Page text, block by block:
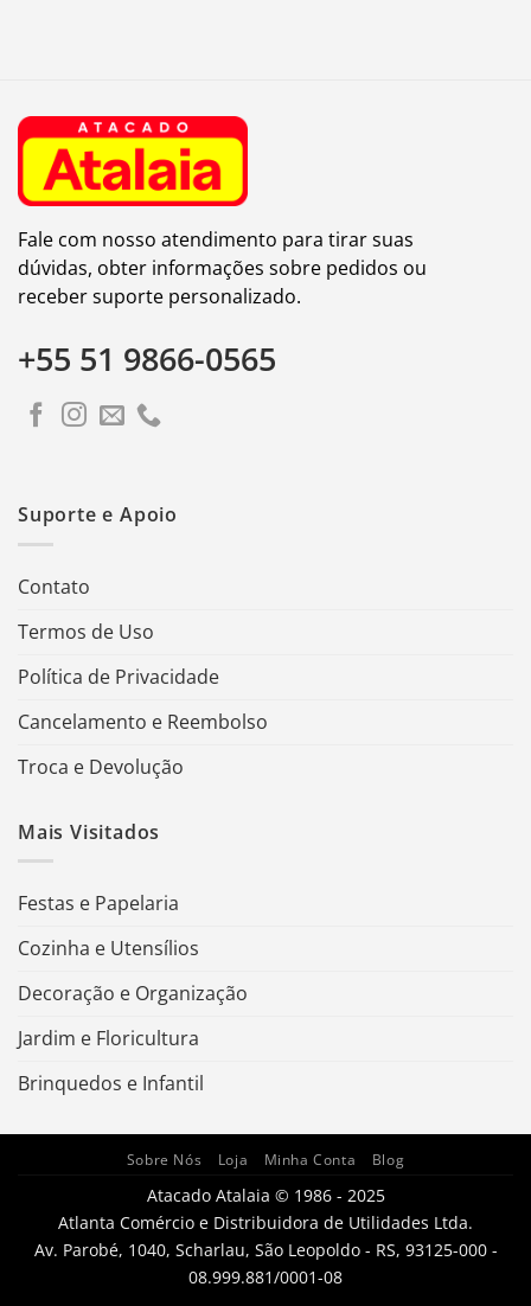
Fale com nosso atendimento para tirar suas
dúvidas, obter informações sobre pedidos ou
receber suporte personalizado.
+55 51 9866-0565
Suporte e Apoio
Contato
Termos de Uso
Política de Privacidade
Cancelamento e Reembolso
Troca e Devolução
Mais Visitados
Festas e Papelaria
Cozinha e Utensílios
Decoração e Organização
Jardim e Floricultura
Brinquedos e Infantil
Sobre Nós Loja Minha Conta Blog
Atacado Atalaia © 1986 - 2025
Atlanta Comércio e Distribuidora de Utilidades Ltda.
Av. Parobé, 1040, Scharlau, São Leopoldo - RS, 93125-000 -
08.999.881/0001-08